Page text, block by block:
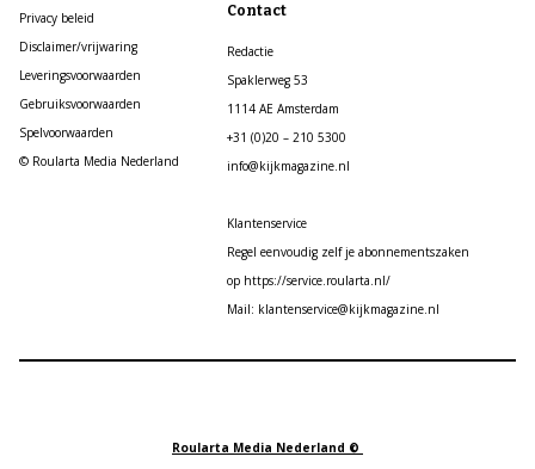
Privacy beleid
Disclaimer/vrijwaring
Leveringsvoorwaarden
Gebruiksvoorwaarden
Spelvoorwaarden
© Roularta Media Nederland
Contact
Redactie
Spaklerweg 53
1114 AE Amsterdam
+31 (0)20 – 210 5300
info@kijkmagazine.nl
Klantenservice
Regel eenvoudig zelf je abonnementszaken
op https://service.roularta.nl/
Mail: klantenservice@kijkmagazine.nl
Roularta Media Nederland ©